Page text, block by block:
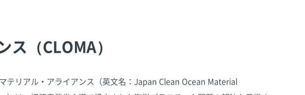
（CLOMA）
テリアル・アライアンス（英文名：Japan Clean Ocean Material